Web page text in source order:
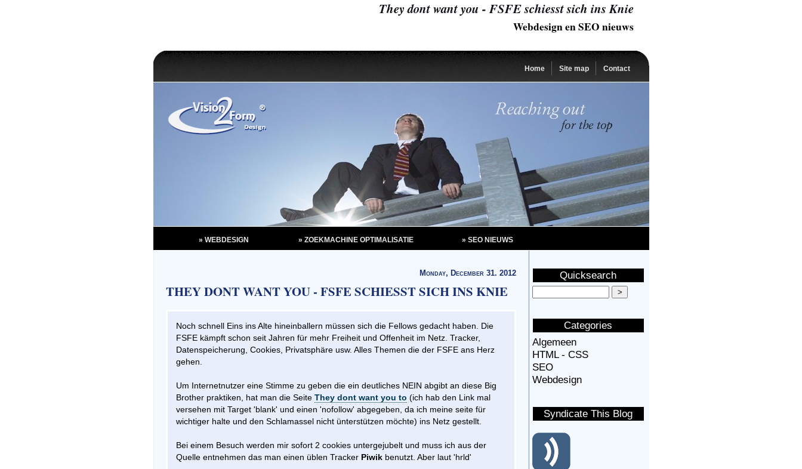
They dont want you - FSFE schiesst sich ins Knie
Webdesign en SEO nieuws
Monday, December 31. 2012
THEY DONT WANT YOU - FSFE SCHIESST SICH INS KNIE
Noch schnell Eins ins Alte hineinballern müssen sich die Fellows gedacht haben. Die
FSFE kämpft schon seit Jahren für mehr Freiheit und Offenheit im Netz. Tracker,
Datenspeicherung, Cookies, Privatsphäre usw. Alles Themen die der FSFE ans Herz
gehen.
Um Internetnutzer eine Stimme zu geben die ein deutliches NEIN abgibt an diese Big
Brother praktiken, hat man die Seite They dont want you to (ich hab den Link mal
versehen mit Target 'blank' und einen 'nofollow' abgegeben, da ich meine seite für
wichtiger halte und den Schlamassel nicht ünterstützen möchte) ins Netz gestellt.
Bei einem Besuch werden mir sofort 2 cookies untergejubelt und muss ich aus der
Quelle entnehmen das man einen üblen Tracker Piwikbenutzt. Aber laut 'hrld'
Quicksearch
Categories
Algemeen
HTML - CSS
SEO
Webdesign
Syndicate This Blog
Home Site map Contact
» WEBDESIGN » ZOEKMACHINE OPTIMALISATIE » SEO NIEUWS